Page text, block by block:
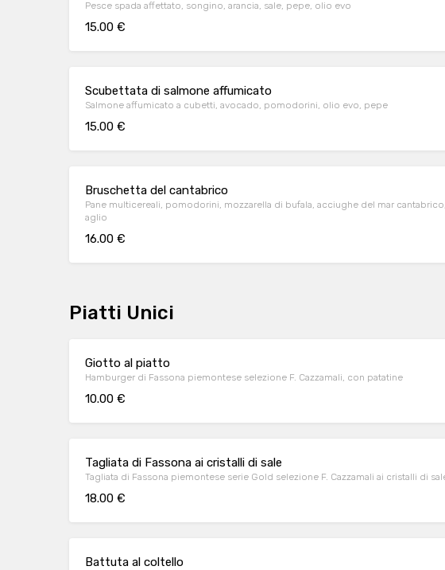
Pesce spada affettato, songino, arancia, sale, pepe, olio evo
15.00 €
Scubettata di salmone affumicato
Salmone affumicato a cubetti, avocado, pomodorini, olio evo, pepe
15.00 €
Bruschetta del cantabrico
Pane multicereali, pomodorini, mozzarella di bufala, acciughe del mar
aglio
16.00 €
Piatti Unici
Giotto al piatto
Hamburger di Fassona piemontese selezione F. Cazzamali, con patatine
10.00 €
Tagliata di Fassona ai cristalli di sale
Tagliata di Fassona piemontese serie Gold selezione F. Cazzamali ai cristalli di
18.00 €
Battuta al coltello